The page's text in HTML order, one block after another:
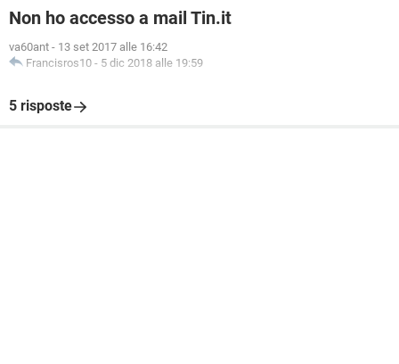
Non ho accesso a mail Tin.it
va60ant - 13 set 2017 alle 16:42
Francisros10 - 5 dic 2018 alle 19:59
5 risposte